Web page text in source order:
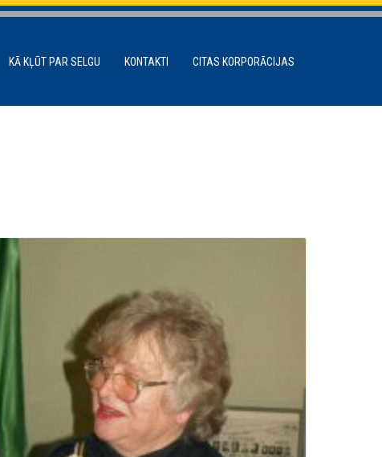
KĀ KĻŪT PAR SELGU KONTAKTI CITAS KORPORĀCIJAS